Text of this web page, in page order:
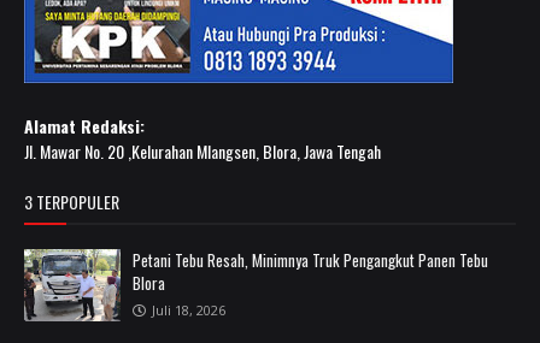
Alamat Redaksi:
Jl. Mawar No. 20 ,Kelurahan Mlangsen, Blora, Jawa Tengah
3 TERPOPULER
Petani Tebu Resah, Minimnya Truk Pengangkut Panen Tebu
Blora
Juli 18, 2026